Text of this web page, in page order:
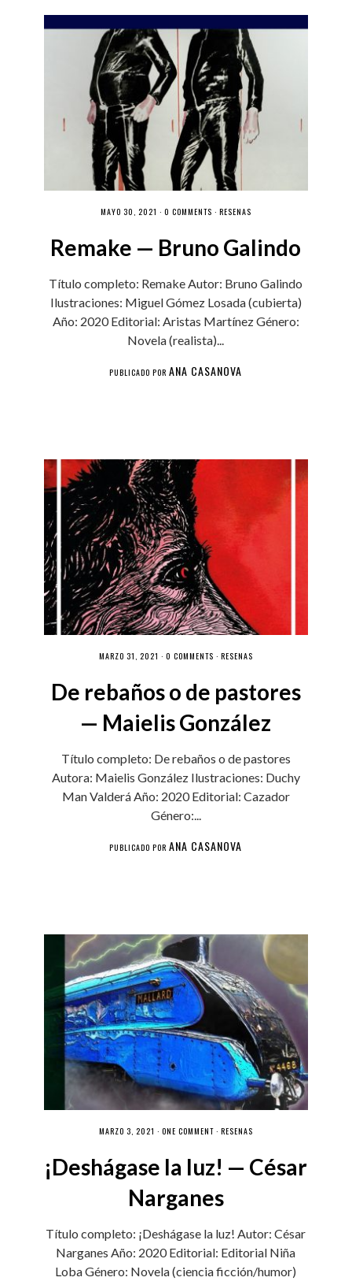
MAYO 30, 2021 · 0 COMMENTS · RESEÑAS
Remake — Bruno Galindo
Título completo: Remake Autor: Bruno Galindo
Ilustraciones: Miguel Gómez Losada (cubierta)
Año: 2020 Editorial: Aristas Martínez Género:
Novela (realista)...
PUBLICADO PORANA CASANOVA
MARZO 31, 2021 · 0 COMMENTS · RESEÑAS
De rebaños o de pastores
— Maielis González
Título completo: De rebaños o de pastores
Autora: Maielis González Ilustraciones: Duchy
Man Valderá Año: 2020 Editorial: Cazador
Género:...
PUBLICADO PORANA CASANOVA
MARZO 3, 2021 · ONE COMMENT· RESEÑAS
¡Deshágase la luz! — César
Narganes
Título completo: ¡Deshágase la luz! Autor: César
Narganes Año: 2020 Editorial: Editorial Niña
Loba Género: Novela (ciencia ficción/humor)